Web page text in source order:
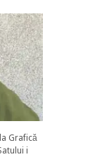
Grafică
i